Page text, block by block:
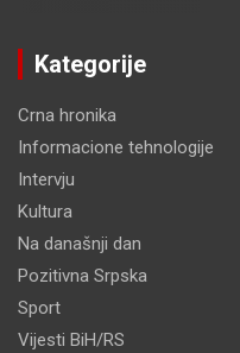
Kategorije
Crna hronika
Informacione tehnologije
Intervju
Kultura
Na današnji dan
Pozitivna Srpska
Sport
Vijesti BiH/RS